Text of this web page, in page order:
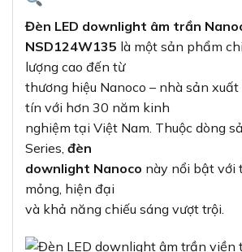
Đèn LED downlight âm trần
NSD124W135 là một sản phẩm
lượng cao đến từ
thương hiệu Nanoco – nhà sản
tín với hơn 30 năm kinh
nghiệm tại Việt Nam. Thuộc dòng
Series, đèn
downlight Nanoco này nổi bật với
mỏng, hiện đại
và khả năng chiếu sáng vượt trội.